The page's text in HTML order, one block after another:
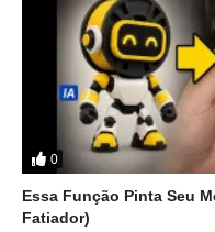
0
Essa Função Pinta Seu
Fatiador)